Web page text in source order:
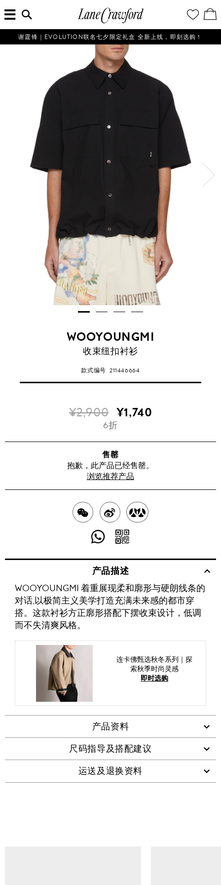
佛
探
的
的
愿
望
清
单
看
／
修
购
单
入
搜
索
信
息...
谢霆锋｜EVOLUTION联名七夕限定礼盒 全新上线，即刻选购！
WOOYOUNGMI
收束纽扣衬衫
款式编号211446664
¥2,900 ¥1,740
6折
售罄
抱歉，此产品已经售罄。
浏览推荐产品
分
享
WECHAT
分
享
WEIBO
分
分
享
至
WHATSAPP
享
维
码
产品描述
WOOYOUNGMI 着重展现柔和廓形与硬朗线条的
对话,以极简主义美学打造充满未来感的都市穿
搭。这款衬衫方正廓形搭配下摆收束设计，低调
而不失清爽风格。
连卡佛甄选秋冬系列｜探
索秋季时尚灵感
即时选购
产品资料
尺码指导及搭配建议
运送及退换资料